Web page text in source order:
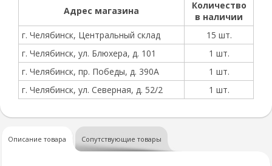
Адрес магазина
Количество
в наличии
г. Челябинск, Центральный склад
15 шт.
г. Челябинск, ул. Блюхера, д. 101
1 шт.
г. Челябинск, пр. Победы, д. 390А
1 шт.
г. Челябинск, ул. Северная, д. 52/2
1 шт.
Описание товара Сопутствующие товары